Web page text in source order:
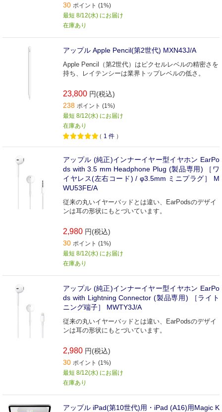
30 ポイント (1%)
最短 8/12(水) にお届け
在庫あり
アップル Apple Pencil(第2世代) MXN43J/A
Apple Pencil（第2世代）はピクセルレベルの精密さを
持ち、レイテンシーは業界トップレベルの低さ。
23,800 円(税込)
238 ポイント (1%)
最短 8/12(水) にお届け
在庫あり
（ 1 件 ）
アップル (純正)インナーイヤー型イヤホン EarPo
ds with 3.5 mm Headphone Plug (製品専用) ［ワ
イヤレス(左右コード) / φ3.5mm ミニプラグ］ M
WU53FE/A
従来の丸いイヤーバッドとは違い、EarPodsのデザイ
ンは耳の形状にもとづいています。
2,980 円(税込)
30 ポイント (1%)
最短 8/12(水) にお届け
在庫あり
アップル (純正)インナーイヤー型イヤホン EarPo
ds with Lightning Connector (製品専用) ［ライト
ニング端子］ MWTY3J/A
従来の丸いイヤーバッドとは違い、EarPodsのデザイ
ンは耳の形状にもとづいています。
2,980 円(税込)
30 ポイント (1%)
最短 8/12(水) にお届け
在庫あり
アップル iPad(第10世代)用・iPad (A16)用Magic K